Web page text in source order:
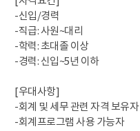
-신입/경력
-직급: 사원~대리
-학력: 초대졸 이상
-경력: 신입~5년 이하
[우대사항]
-회계 및 세무 관련 자격 보유자
-회계프로그램 사용 가능자